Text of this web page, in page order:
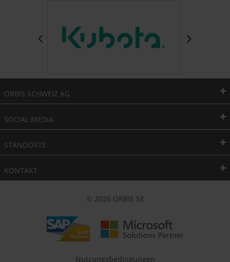
ORBIS SCHWEIZ AG
SOCIAL MEDIA
STANDORTE
KONTAKT
© 2026 ORBIS SE
Nutzungsbedingungen